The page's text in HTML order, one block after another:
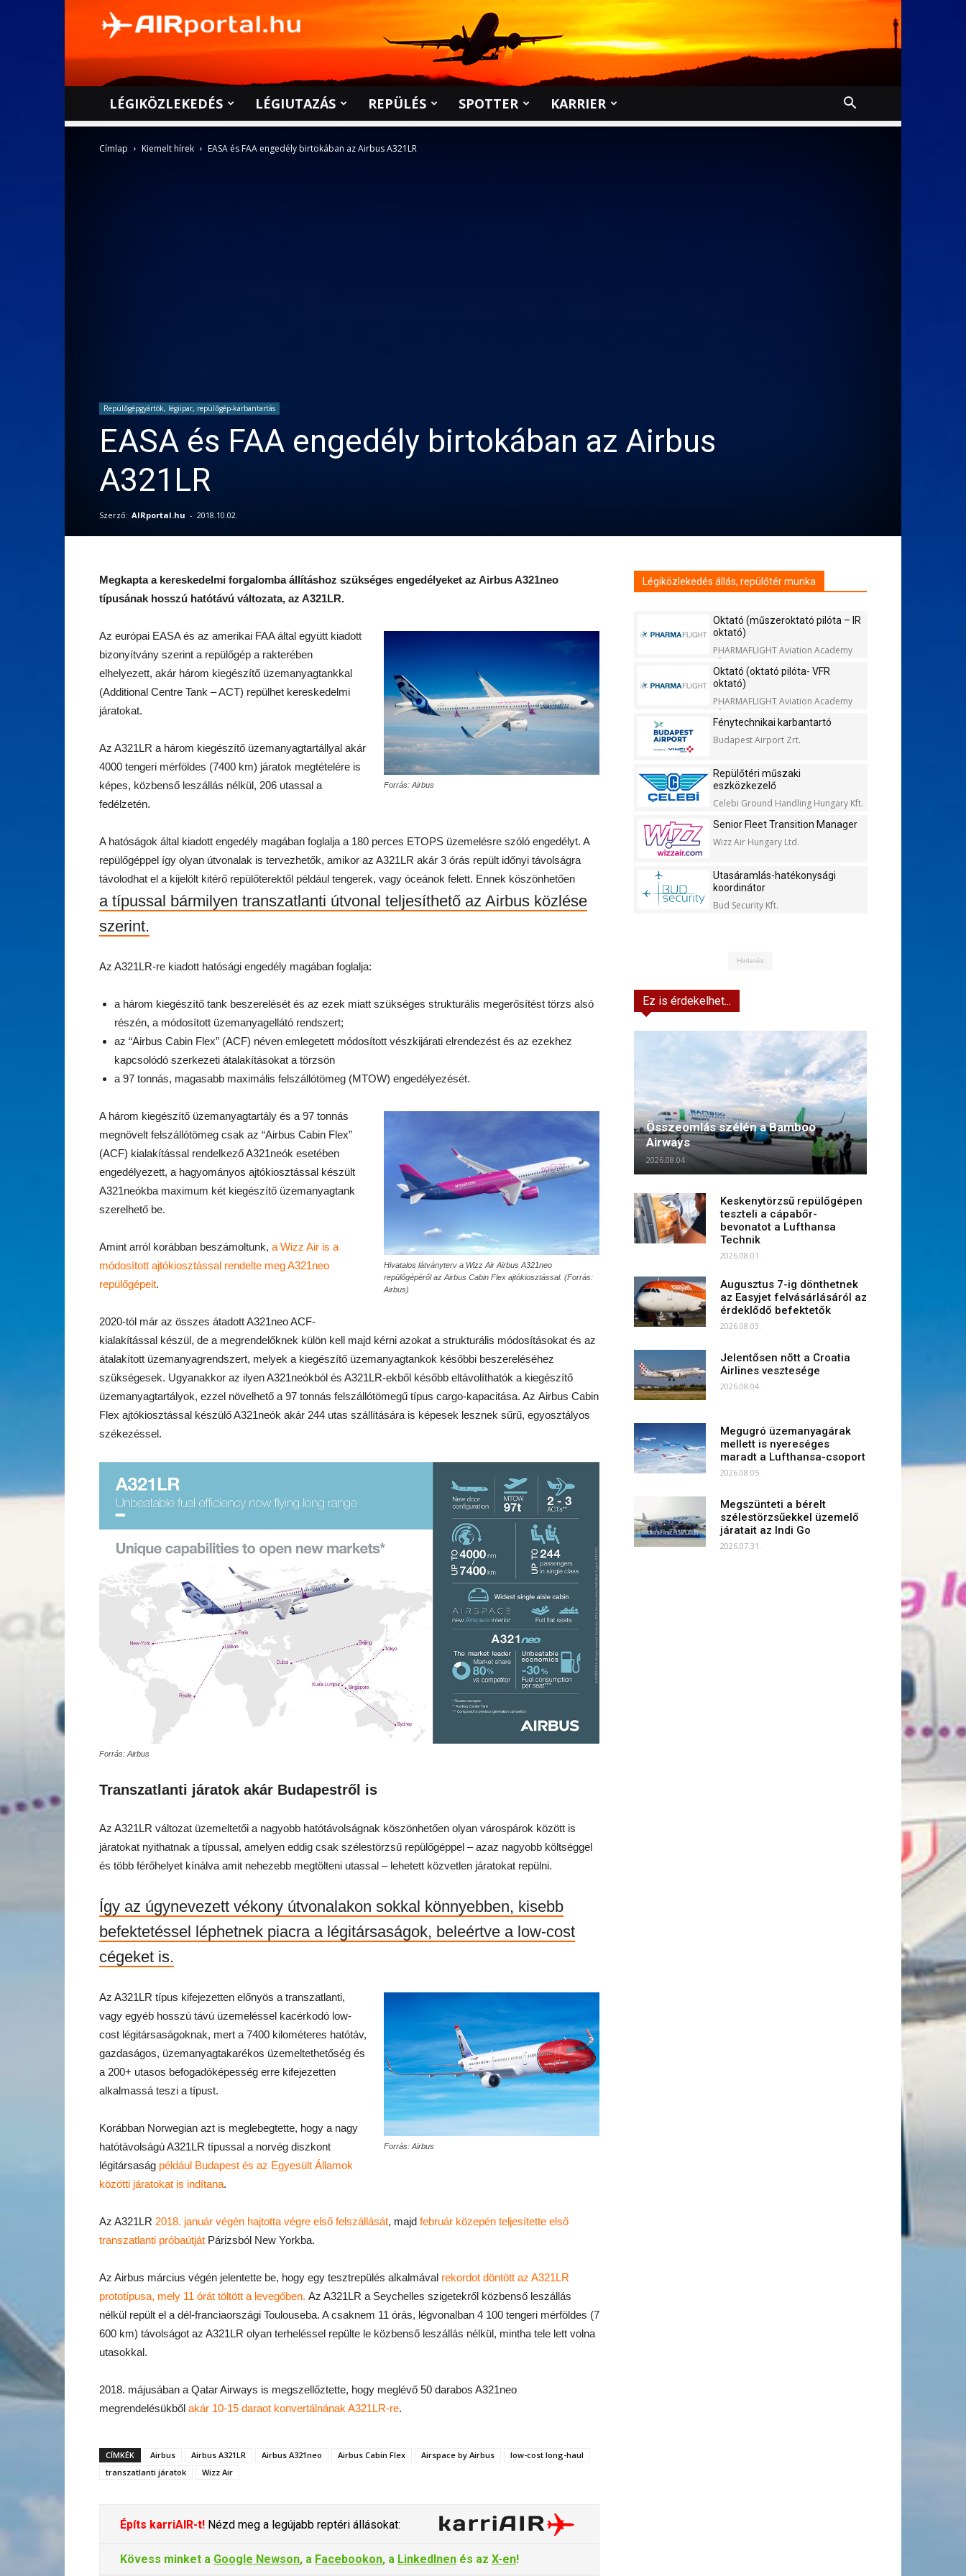
LÉGIKÖZLEKEDÉS LÉGIUTAZÁS REPÜLÉS SPOTTER KARRIER
Címlap Kiemelt hírek EASA és FAA engedély birtokában az Airbus A321LR
Repülőgépgyártók, légiipar, repülőgép-karbantartás
EASA és FAA engedély birtokában az Airbus
A321LR
Szerző: AIRportal.hu - 2018.10.02.
Megkapta a kereskedelmi forgalomba állításhoz szükséges engedélyeket az Airbus A321neo
típusának hosszú hatótávú változata, az A321LR.
Forrás: Airbus
Az európai EASA és az amerikai FAA által együtt kiadott
bizonyítvány szerint a repülőgép a rakterében
elhelyezett, akár három kiegészítő üzemanyagtankkal
(Additional Centre Tank – ACT) repülhet kereskedelmi
járatokat.
Az A321LR a három kiegészítő üzemanyagtartállyal akár
4000 tengeri mérföldes (7400 km) járatok megtételére is
képes, közbenső leszállás nélkül, 206 utassal a
fedélzetén.
A hatóságok által kiadott engedély magában foglalja a 180 perces ETOPS üzemelésre szóló engedélyt. A
repülőgéppel így olyan útvonalak is tervezhetők, amikor az A321LR akár 3 órás repült időnyi távolságra
távolodhat el a kijelölt kitérő repülőterektől például tengerek, vagy óceánok felett. Ennek köszönhetően
a típussal bármilyen transzatlanti útvonal teljesíthető az Airbus közlése
szerint.
Az A321LR-re kiadott hatósági engedély magában foglalja:
a három kiegészítő tank beszerelését és az ezek miatt szükséges strukturális megerősítést törzs alsó
részén, a módosított üzemanyagellátó rendszert;
az “Airbus Cabin Flex” (ACF) néven emlegetett módosított vészkijárati elrendezést és az ezekhez
kapcsolódó szerkezeti átalakításokat a törzsön
a 97 tonnás, magasabb maximális felszállótömeg (MTOW) engedélyezését.
Hivatalos látványterv a Wizz Air Airbus A321neo
repülőgépéről az Airbus Cabin Flex ajtókiosztással. (Forrás:
Airbus)
A három kiegészítő üzemanyagtartály és a 97 tonnás
megnövelt felszállótömeg csak az “Airbus Cabin Flex”
(ACF) kialakítással rendelkező A321neók esetében
engedélyezett, a hagyományos ajtókiosztással készült
A321neókba maximum két kiegészítő üzemanyagtank
szerelhető be.
Amint arról korábban beszámoltunk, a Wizz Air is a
módosított ajtókiosztással rendelte meg A321neo
repülőgépeit.
2020-tól már az összes átadott A321neo ACF-
kialakítással készül, de a megrendelőknek külön kell majd kérni azokat a strukturális módosításokat és az
átalakított üzemanyagrendszert, melyek a kiegészítő üzemanyagtankok későbbi beszereléséhez
szükségesek. Ugyanakkor az ilyen A321neókból és A321LR-ekből később eltávolíthatók a kiegészítő
üzemanyagtartályok, ezzel növelhető a 97 tonnás felszállótömegű típus cargo-kapacitása. Az Airbus Cabin
Flex ajtókiosztással készülő A321neók akár 244 utas szállítására is képesek lesznek sűrű, egyosztályos
székezéssel.
Forrás: Airbus
Transzatlanti járatok akár Budapestről is
Az A321LR változat üzemeltetői a nagyobb hatótávolságnak köszönhetően olyan várospárok között is
járatokat nyithatnak a típussal, amelyen eddig csak szélestörzsű repülőgéppel – azaz nagyobb költséggel
és több férőhelyet kínálva amit nehezebb megtölteni utassal – lehetett közvetlen járatokat repülni.
Így az úgynevezett vékony útvonalakon sokkal könnyebben, kisebb
befektetéssel léphetnek piacra a légitársaságok, beleértve a low-cost
cégeket is.
Forrás: Airbus
Az A321LR típus kifejezetten előnyös a transzatlanti,
vagy egyéb hosszú távú üzemeléssel kacérkodó low-
cost légitársaságoknak, mert a 7400 kilométeres hatótáv,
gazdaságos, üzemanyagtakarékos üzemeltethetőség és
a 200+ utasos befogadóképesség erre kifejezetten
alkalmassá teszi a típust.
Korábban Norwegian azt is meglebegtette, hogy a nagy
hatótávolságú A321LR típussal a norvég diszkont
légitársaság például Budapest és az Egyesült Államok
közötti járatokat is indítana.
Az A321LR 2018. január végén hajtotta végre első felszállását, majd február közepén teljesítette első
transzatlanti próbaútját Párizsból New Yorkba.
Az Airbus március végén jelentette be, hogy egy tesztrepülés alkalmával rekordot döntött az A321LR
prototípusa, mely 11 órát töltött a levegőben. Az A321LR a Seychelles szigetekről közbenső leszállás
nélkül repült el a dél-franciaországi Toulouseba. A csaknem 11 órás, légvonalban 4 100 tengeri mérföldes (7
600 km) távolságot az A321LR olyan terheléssel repülte le közbenső leszállás nélkül, mintha tele lett volna
utasokkal.
2018. májusában a Qatar Airways is megszellőztette, hogy meglévő 50 darabos A321neo
megrendelésükből akár 10-15 daraot konvertálnának A321LR-re.
CÍMKÉK Airbus Airbus A321LR Airbus A321neo Airbus Cabin Flex Airspace by Airbus
low-cost long-haul
transzatlanti járatok
Wizz Air
Építs karriAIR-t! Nézd meg a legújabb reptéri állásokat:
Kövess minket a Google Newson, a Facebookon, a LinkedInen és az X-en!
Légiközlekedés állás, repülőtér munka
Oktató (műszeroktató pilóta – IR
oktató)
PHARMAFLIGHT Aviation Academy
Kft.
Oktató (oktató pilóta- VFR
oktató)
PHARMAFLIGHT Aviation Academy
Kft.
Fénytechnikai karbantartó
Budapest Airport Zrt.
Repülőtéri műszaki
eszközkezelő
Celebi Ground Handling Hungary Kft.
Senior Fleet Transition Manager
Wizz Air Hungary Ltd.
Utasáramlás-hatékonysági
koordinátor
Bud Security Kft.
Hirdetés
Ez is érdekelhet...
Összeomlás szélén a Bamboo
Airways
2026.08.04.
Keskenytörzsű repülőgépen
teszteli a cápabőr-
bevonatot a Lufthansa
Technik
2026.08.01.
Augusztus 7-ig dönthetnek
az Easyjet felvásárlásáról az
érdeklődő befektetők
2026.08.03.
Jelentősen nőtt a Croatia
Airlines vesztesége
2026.08.04.
Megugró üzemanyagárak
mellett is nyereséges
maradt a Lufthansa-csoport
2026.08.05.
Megszünteti a bérelt
szélestörzsűekkel üzemelő
járatait az Indi Go
2026.07.31.